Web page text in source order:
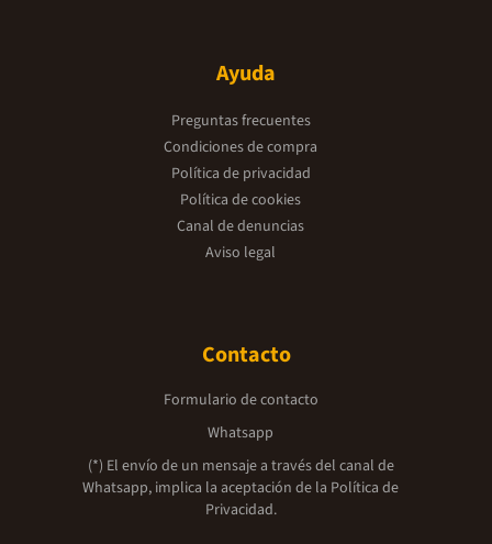
Ayuda
Preguntas frecuentes
Condiciones de compra
Política de privacidad
Política de cookies
Canal de denuncias
Aviso legal
Contacto
Formulario de contacto
Whatsapp
(*) El envío de un mensaje a través del canal de
Whatsapp, implica la aceptación de la Política de
Privacidad.